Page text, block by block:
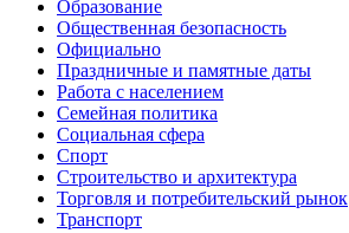
Образование
Общественная безопасность
Официально
Праздничные и памятные даты
Работа с населением
Семейная политика
Социальная сфера
Спорт
Строительство и архитектура
Торговля и потребительский рынок
Транспорт